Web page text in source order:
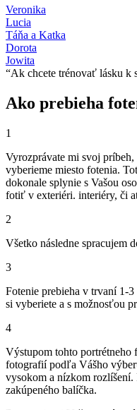
Veronika
Lucia
Táňa a Katka
Dorota
Jowita
“Ak chcete trénovať lásku k
Ako prebieha
1
Vyrozprávate mi svoj príbeh,
vyberieme miesto fotenia.
dokonale splynie s Vašou
fotiť v exteriéri. interiéry, či
2
Všetko následne spracujem
3
Fotenie prebieha v trvaní 1-
si vyberiete a s možnosťou
4
Výstupom tohto portrétneho
fotografií podľa Vášho
vysokom a nízkom
zakúpeného balíčka.